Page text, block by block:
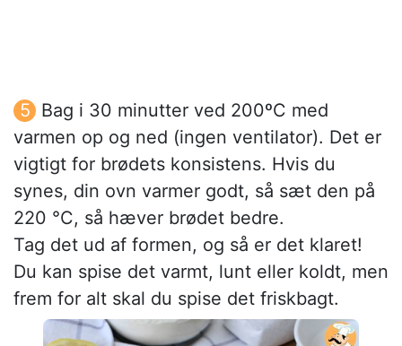
Bag i 30 minutter ved 200ºC med
varmen op og ned (ingen ventilator). Det er
vigtigt for brødets konsistens. Hvis du
synes, din ovn varmer godt, så sæt den på
220 °C, så hæver brødet bedre.
Tag det ud af formen, og så er det klaret!
Du kan spise det varmt, lunt eller koldt, men
frem for alt skal du spise det friskbagt.